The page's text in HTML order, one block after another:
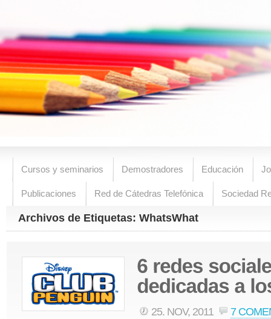
Cursos y seminarios Demostradores Educación
Publicaciones Red de Cátedras Telefónica Sociedad
Archivos de Etiquetas: WhatsWhat
25. NOV, 2011 7